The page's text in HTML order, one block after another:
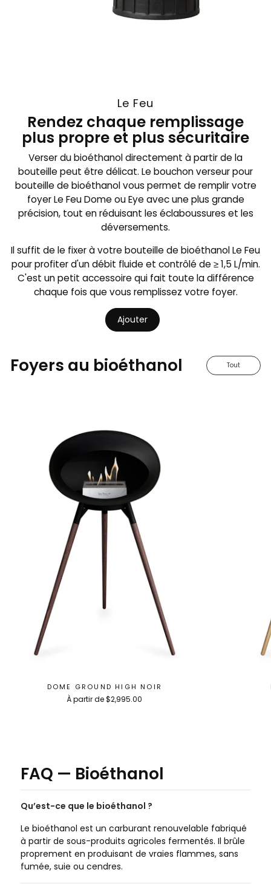
Le Feu
Rendez chaque remplissage
plus propre et plus sécuritaire
Verser du bioéthanol directement à partir de la
bouteille peut être délicat. Le bouchon verseur pour
bouteille de bioéthanol vous permet de remplir votre
foyer Le Feu Dome ou Eye avec une plus grande
précision, tout en réduisant les éclaboussures et les
déversements.
Il suffit de le fixer à votre bouteille de bioéthanol Le Feu
pour profiter d'un débit fluide et contrôlé de ≥ 1,5 L/min.
C'est un petit accessoire qui fait toute la différence
chaque fois que vous remplissez votre foyer.
Ajouter
Foyers au bioéthanol Tout
DOME GROUND HIGH NOIR
À partir de $2,995.00
FAQ — Bioéthanol
Qu’est-ce que le bioéthanol ?
Le bioéthanol est un carburant renouvelable fabriqué
à partir de sous-produits agricoles fermentés. Il brûle
proprement en produisant de vraies flammes, sans
fumée, suie ou cendres.